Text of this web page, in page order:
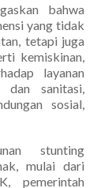
bahwa
yang tidak
tetapi juga
kemiskinan,
layanan
dan sanitasi,
sosial,
stunting
mulai dari
pemerintah